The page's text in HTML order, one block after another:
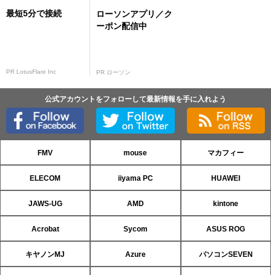
最短5分で接続
PR LotusFlare Inc
ローソンアプリ／ク
ーポン配信中
PR ローソン
公式アカウントをフォローして最新情報を手に入れよう
FMV mouse マカフィー
ELECOM iiyama PC HUAWEI
JAWS-UG AMD kintone
Acrobat Sycom ASUS ROG
キヤノンMJ Azure パソコンSEVEN